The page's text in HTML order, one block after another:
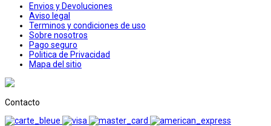
Envios y Devoluciones
Aviso legal
Terminos y condiciones de uso
Sobre nosotros
Pago seguro
Politica de Privacidad
Mapa del sitio
Contacto